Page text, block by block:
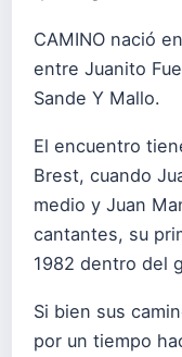
CAMINO nació
entre Juanito
Sande Y Mallo.
El encuentro
Brest, cuando
medio y Juan
cantantes, su
1982 dentro del
Si bien sus
por un tiempo